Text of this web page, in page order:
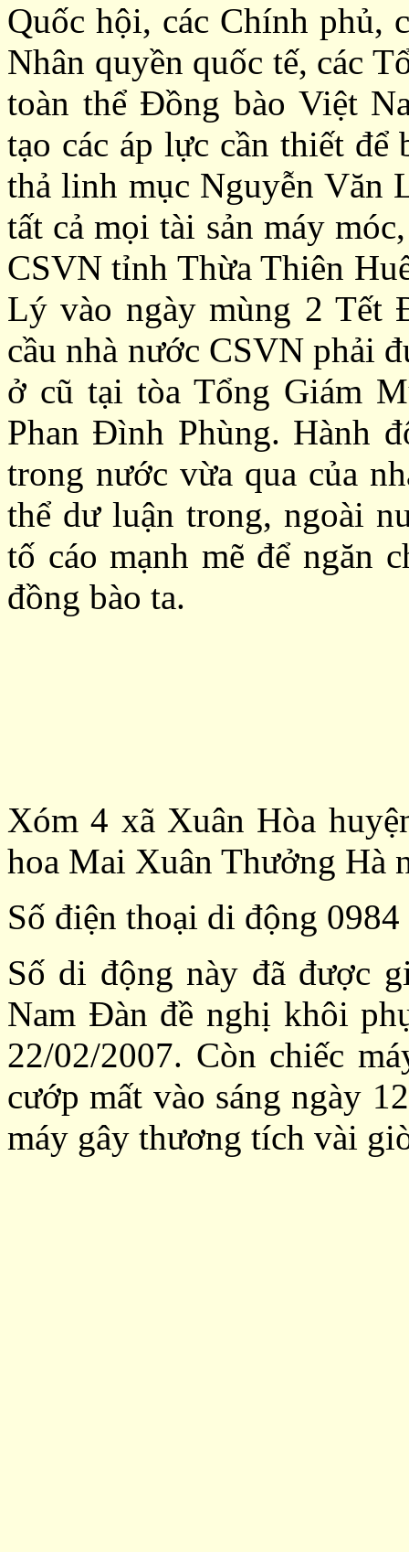
Quốc hội, các Chính phủ,
Nhân quyền quốc tế, các
toàn thể Đồng bào Việt
tạo các áp lực cần thiết để
thả linh mục Nguyễn
tất cả mọi tài sản máy
CSVN tỉnh Thừa Thiên
Lý vào ngày mùng 2 Tết
cầu nhà nước CSVN phải
ở cũ tại tòa Tổng Giám
Phan Đình Phùng. Hành
trong nước vừa qua của
thể dư luận trong, ngoài
tố cáo mạnh mẽ để ngăn
đồng bào ta.
Xóm 4 xã Xuân Hòa
hoa Mai Xuân Thưởng Hà
Số điện thoại di động
Số di động này đã được
Nam Đàn đề nghị khôi
22/02/2007. Còn chiếc
cướp mất vào sáng ngày
máy gây thương tích vài